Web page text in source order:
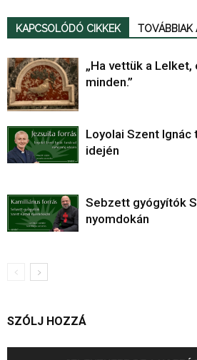
KAPCSOLÓDÓ CIKKEK TOVÁBBIAK
„Ha vettük a
minden.”
Loyolai Szent Ignác
idején
Sebzett gyógyítók
nyomdokán
SZÓLJ HOZZÁ